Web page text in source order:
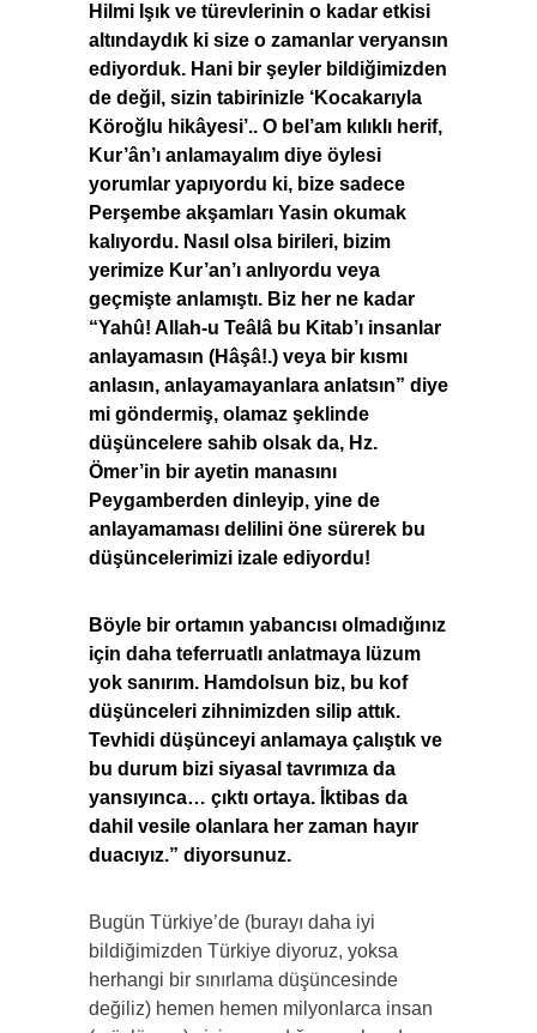
Hilmi Işık ve türevlerinin o kadar etkisi
altındaydık ki size o zamanlar veryansın
ediyorduk. Hani bir şeyler bildiğimizden
de değil, sizin tabirinizle ‘Kocakarıyla
Köroğlu hikâyesi’.. O bel’am kılıklı herif,
Kur’ân’ı anlamayalım diye öylesi
yorumlar yapıyordu ki, bize sadece
Perşembe akşamları Yasin okumak
kalıyordu. Nasıl olsa birileri, bizim
yerimize Kur’an’ı anlıyordu veya
geçmişte anlamıştı. Biz her ne kadar
“Yahû! Allah-u Teâlâ bu Kitab’ı insanlar
anlayamasın (Hâşâ!.) veya bir kısmı
anlasın, anlayamayanlara anlatsın” diye
mi göndermiş, olamaz şeklinde
düşüncelere sahib olsak da, Hz.
Ömer’in bir ayetin manasını
Peygamberden dinleyip, yine de
anlayamaması delilini öne sürerek bu
düşüncelerimizi izale ediyordu!
Böyle bir ortamın yabancısı olmadığınız
için daha teferruatlı anlatmaya lüzum
yok sanırım. Hamdolsun biz, bu kof
düşünceleri zihnimizden silip attık.
Tevhidi düşünceyi anlamaya çalıştık ve
bu durum bizi siyasal tavrımıza da
yansıyınca… çıktı ortaya. İktibas da
dahil vesile olanlara her zaman hayır
duacıyız.” diyorsunuz.
Bugün Türkiye’de (burayı daha iyi
bildiğimizden Türkiye diyoruz, yoksa
herhangi bir sınırlama düşüncesinde
değiliz) hemen hemen milyonlarca insan